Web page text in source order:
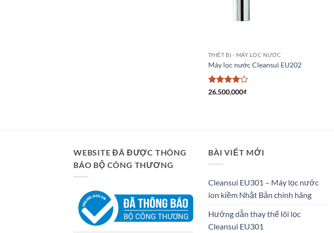
THIẾT BỊ - MÁY LỌC NƯỚC
Máy lọc nước Cleansui EU202
Được
26.500.000₫
WEBSITE ĐÃ ĐƯỢC THÔNG
BÁO BỘ CÔNG THƯƠNG
BÀI VIẾT MỚI
Cleansui EU301 – Máy lọc nước
ion kiềm Nhật Bản chính hãng
Hướng dẫn thay thế lõi lọc
Cleansui EU301